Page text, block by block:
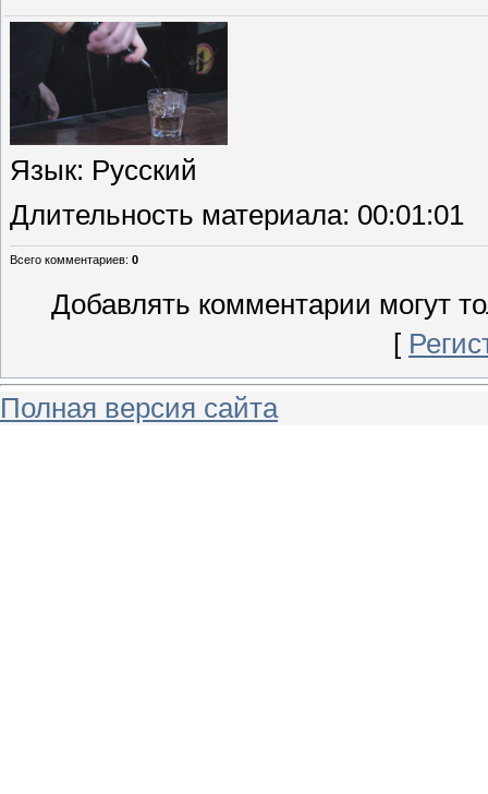
Язык: Русский
Длительность материала: 00:01:01
Всего комментариев: 0
Добавлять комментарии могут
[
Полная версия сайта